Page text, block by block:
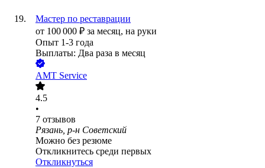
Мастер по реставрации
от 100 000 ₽ за месяц, на руки
Опыт 1-3 года
Выплаты: Два раза в месяц
AMT Service
4.5
•
7 отзывов
Рязань, р-н Советский
Можно без резюме
Откликнитесь среди первых
Откликнуться